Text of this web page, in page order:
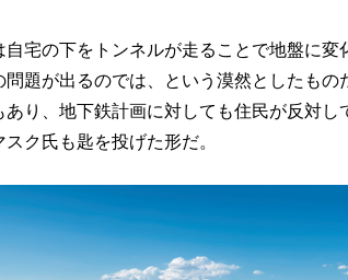
宅の下をトンネルが走ることで地盤に変
問題が出るのでは、という漠然としたもの
あり、地下鉄計画に対しても住民が反対し
ク氏も匙を投げた形だ。